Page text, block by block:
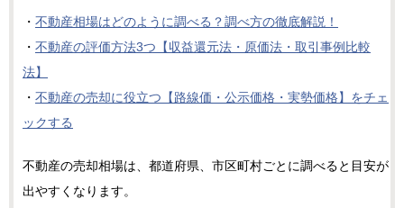
・ 不動産相場はどのように調べる？調べ方の徹底解説！
・ 不動産の評価方法3つ【収益還元法・原価法・取引事例比較
法】
・ 不動産の売却に役立つ【路線価・公示価格・実勢価格】をチェ
ックする
不動産の売却相場は、都道府県、市区町村ごとに調べると目安が
出やすくなります。